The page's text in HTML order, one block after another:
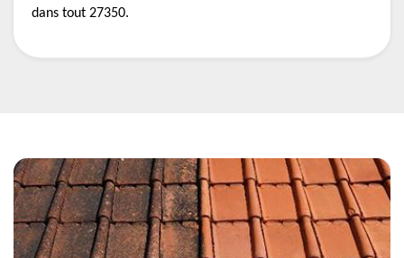
dans tout 27350.